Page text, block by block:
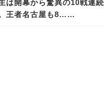
は開幕から驚異の10戦連続
王者名古屋も8……